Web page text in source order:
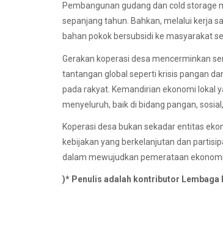
Pembangunan gudang dan cold
sepanjang tahun. Bahkan, melalui kerja
bahan pokok bersubsidi ke masyarakat
Gerakan koperasi desa mencerminkan
tantangan global seperti krisis pangan
pada rakyat. Kemandirian ekonomi lokal
menyeluruh, baik di bidang pangan,
Koperasi desa bukan sekadar entitas
kebijakan yang berkelanjutan dan
dalam mewujudkan pemerataan
)* Penulis adalah kontributor Lembaga